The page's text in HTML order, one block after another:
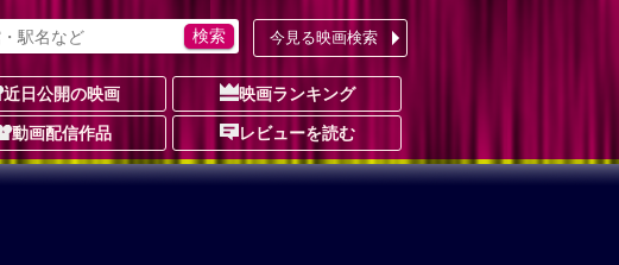
今見る映画検索
近日公開の映画 映画ランキング
動画配信作品 レビューを読む